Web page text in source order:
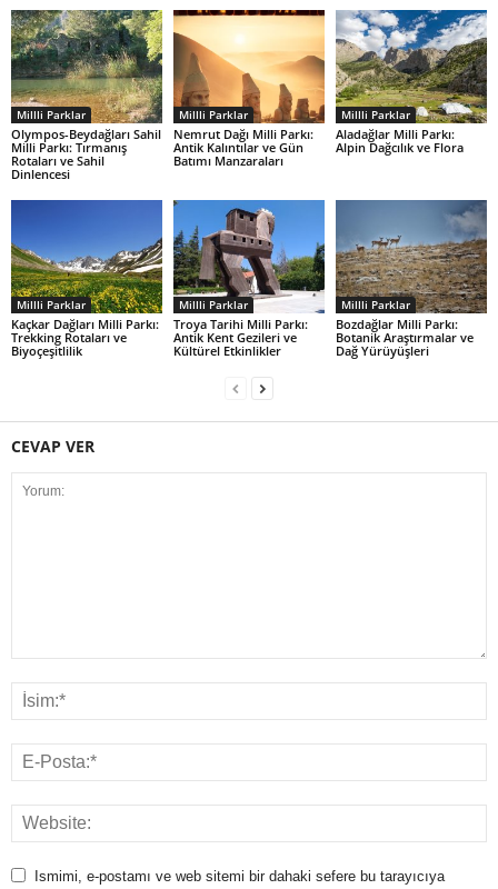
Millli Parklar
Olympos-Beydağları Sahil
Milli Parkı: Tırmanış
Rotaları ve Sahil
Dinlencesi
Millli Parklar
Nemrut Dağı Milli Parkı:
Antik Kalıntılar ve Gün
Batımı Manzaraları
Millli Parklar
Aladağlar Milli Parkı:
Alpin Dağcılık ve Flora
Millli Parklar
Kaçkar Dağları Milli Parkı:
Trekking Rotaları ve
Biyoçeşitlilik
Millli Parklar
Troya Tarihi Milli Parkı:
Antik Kent Gezileri ve
Kültürel Etkinlikler
Millli Parklar
Bozdağlar Milli Parkı:
Botanik Araştırmalar ve
Dağ Yürüyüşleri
CEVAP VER
Ismimi, e-postamı ve web sitemi bir dahaki sefere bu tarayıcıya